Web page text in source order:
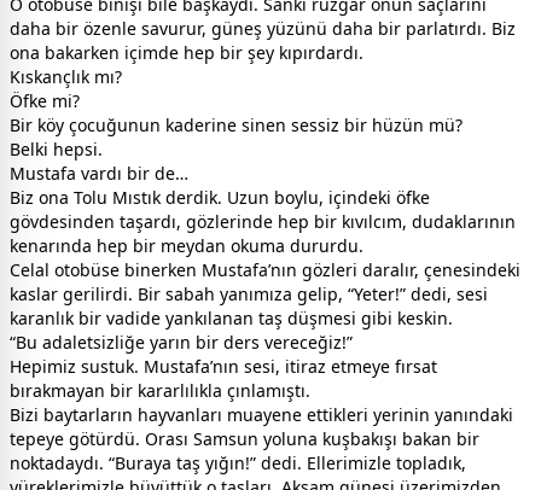
O otobüse binişi bile başkaydı. Sanki rüzgâr onun saçlarını
daha bir özenle savurur, güneş yüzünü daha bir parlatırdı. Biz
ona bakarken içimde hep bir şey kıpırdardı.
Kıskançlık mı?
Öfke mi?
Bir köy çocuğunun kaderine sinen sessiz bir hüzün mü?
Belki hepsi.
Mustafa vardı bir de…
Biz ona Tolu Mıstık derdik. Uzun boylu, içindeki öfke
gövdesinden taşardı, gözlerinde hep bir kıvılcım, dudaklarının
kenarında hep bir meydan okuma dururdu.
Celal otobüse binerken Mustafa’nın gözleri daralır, çenesindeki
kaslar gerilirdi. Bir sabah yanımıza gelip, “Yeter!” dedi, sesi
karanlık bir vadide yankılanan taş düşmesi gibi keskin.
“Bu adaletsizliğe yarın bir ders vereceğiz!”
Hepimiz sustuk. Mustafa’nın sesi, itiraz etmeye fırsat
bırakmayan bir kararlılıkla çınlamıştı.
Bizi baytarların hayvanları muayene ettikleri yerinin yanındaki
tepeye götürdü. Orası Samsun yoluna kuşbakışı bakan bir
noktadaydı. “Buraya taş yığın!” dedi. Ellerimizle topladık,